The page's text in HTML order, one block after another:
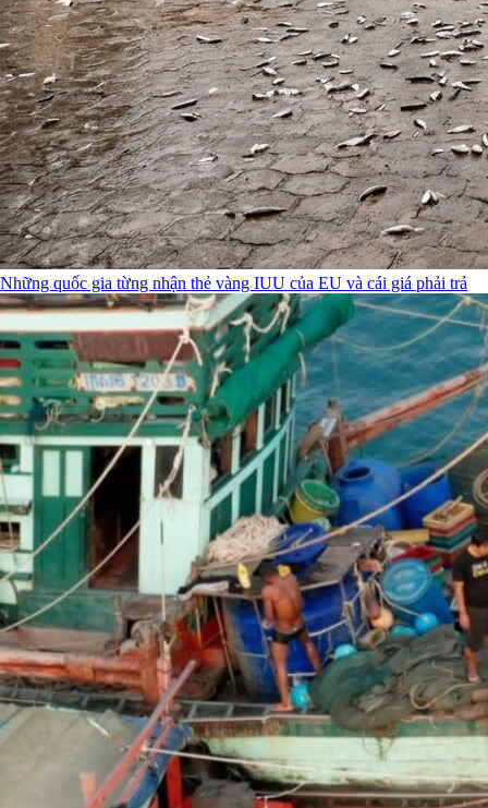
Những quốc gia từng nhận thẻ vàng IUU của EU và cái giá phải trả